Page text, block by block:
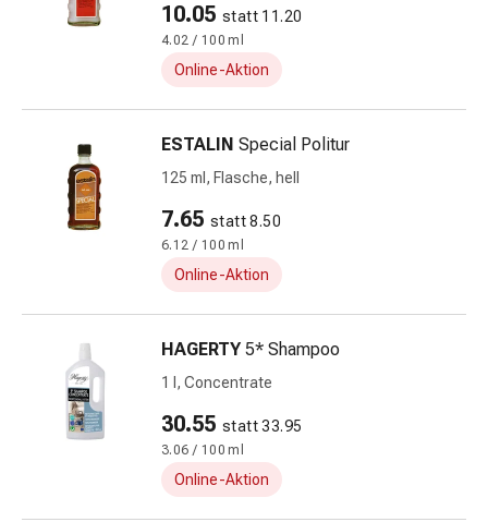
Hühneraugen
Fusspilz
Narben,Tinkturen
Trockene
Spröde
Hyperhidrose
Haut
Pickel
10.05 statt 11.20
4.02 / 100 ml
Online-Aktion
ESTALIN Special Politur
125 ml, Flasche, hell
7.65 statt 8.50
6.12 / 100 ml
Online-Aktion
HAGERTY 5* Shampoo
1 l, Concentrate
30.55 statt 33.95
3.06 / 100 ml
Online-Aktion